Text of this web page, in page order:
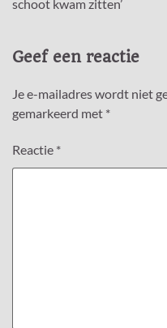
schoot kwam zitten’
Geef een reactie
Je e-mailadres wordt niet
gemarkeerd met *
Reactie *